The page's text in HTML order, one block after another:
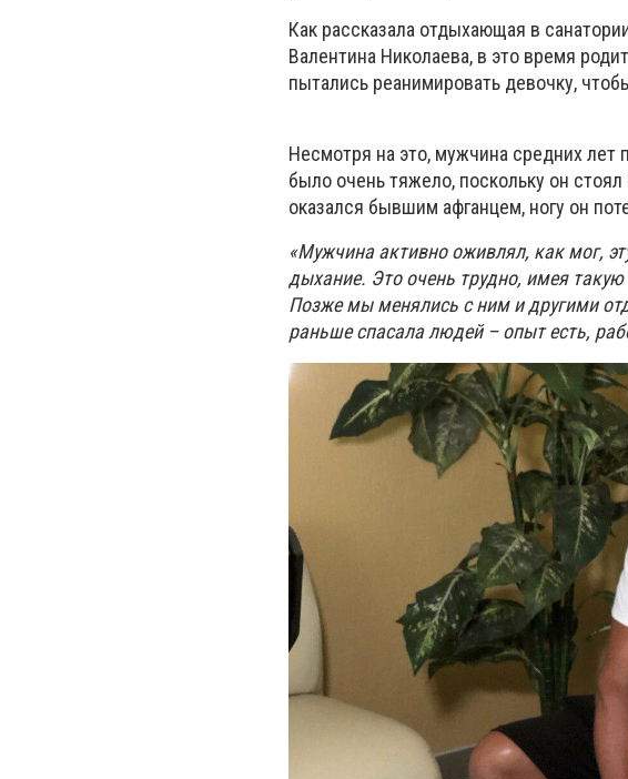
Как рассказала отдыхающая в
Валентина Николаева, в это время
пытались реанимировать девочку,
Несмотря на это, мужчина средних
было очень тяжело, поскольку он
оказался бывшим афганцем, ногу он
«Мужчина активно оживлял, как мог,
дыхание. Это очень трудно, имея
Позже мы менялись с ним и другими
раньше спасала людей – опыт есть,